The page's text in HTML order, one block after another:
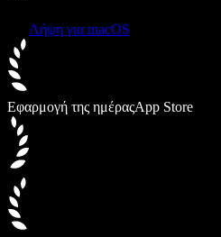
Λήψη για macOS
Εφαρμογή της ημέραςApp Store